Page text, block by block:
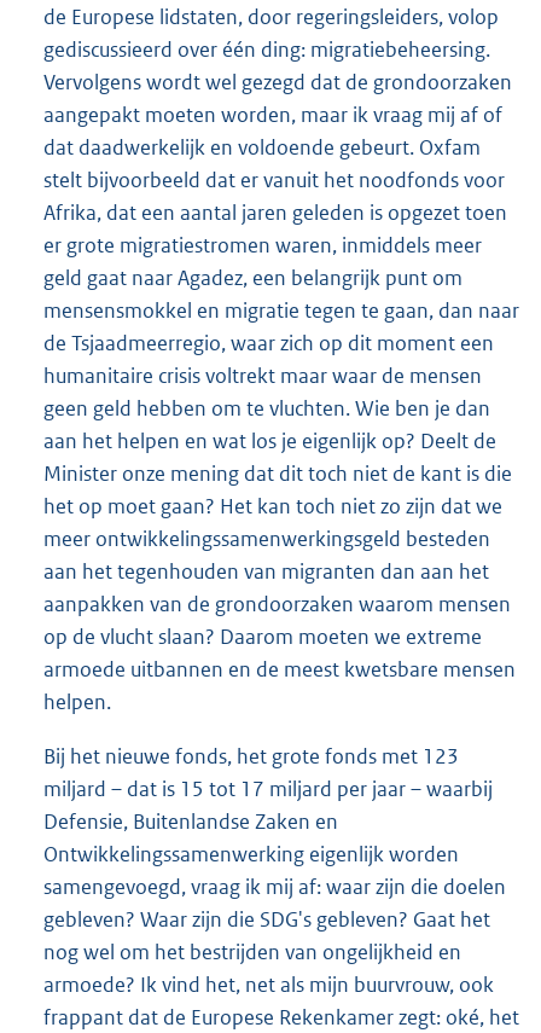
de Europese lidstaten, door regeringsleiders, volop
gediscussieerd over één ding: migratiebeheersing.
Vervolgens wordt wel gezegd dat de grondoorzaken
aangepakt moeten worden, maar ik vraag mij af of
dat daadwerkelijk en voldoende gebeurt. Oxfam
stelt bijvoorbeeld dat er vanuit het noodfonds voor
Afrika, dat een aantal jaren geleden is opgezet toen
er grote migratiestromen waren, inmiddels meer
geld gaat naar Agadez, een belangrijk punt om
mensensmokkel en migratie tegen te gaan, dan naar
de Tsjaadmeerregio, waar zich op dit moment een
humanitaire crisis voltrekt maar waar de mensen
geen geld hebben om te vluchten. Wie ben je dan
aan het helpen en wat los je eigenlijk op? Deelt de
Minister onze mening dat dit toch niet de kant is die
het op moet gaan? Het kan toch niet zo zijn dat we
meer ontwikkelingssamenwerkingsgeld besteden
aan het tegenhouden van migranten dan aan het
aanpakken van de grondoorzaken waarom mensen
op de vlucht slaan? Daarom moeten we extreme
armoede uitbannen en de meest kwetsbare mensen
helpen.
Bij het nieuwe fonds, het grote fonds met 123
miljard – dat is 15 tot 17 miljard per jaar – waarbij
Defensie, Buitenlandse Zaken en
Ontwikkelingssamenwerking eigenlijk worden
samengevoegd, vraag ik mij af: waar zijn die doelen
gebleven? Waar zijn die SDG's gebleven? Gaat het
nog wel om het bestrijden van ongelijkheid en
armoede? Ik vind het, net als mijn buurvrouw, ook
frappant dat de Europese Rekenkamer zegt: oké, het